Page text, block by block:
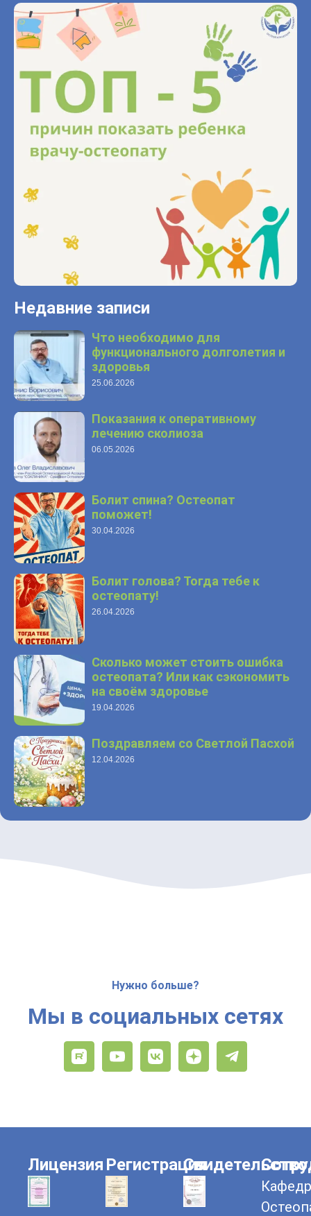
Недавние записи
Что необходимо для
функционального долголетия и
здоровья
25.06.2026
Показания к оперативному
лечению сколиоза
06.05.2026
Болит спина? Остеопат
поможет!
30.04.2026
Болит голова? Тогда тебе к
остеопату!
26.04.2026
Сколько может стоить ошибка
остеопата? Или как сэкономить
на своём здоровье
19.04.2026
Поздравляем со Светлой Пасхой
12.04.2026
Нужно больше?
Мы в социальных сетях
Лицензия РегистрацияСвидетельство